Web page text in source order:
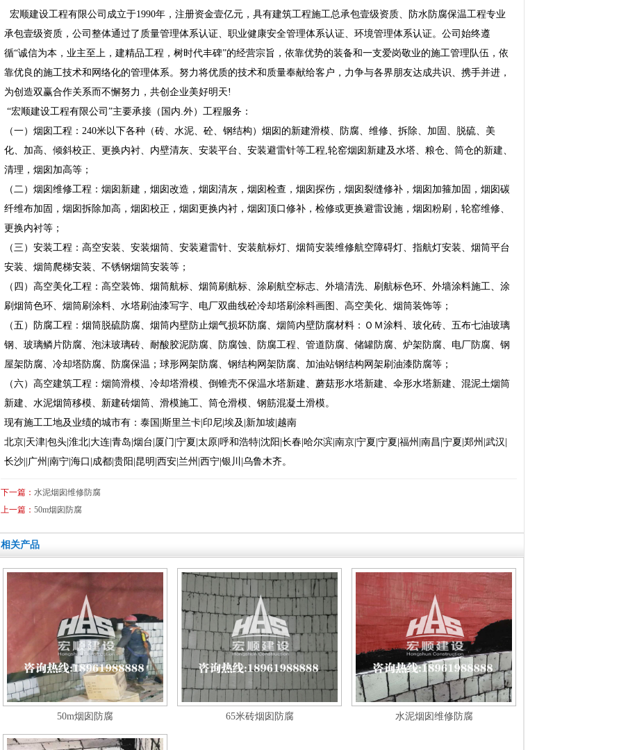
宏顺建设工程有限公司成立于1990年，注册资金壹亿元，具有建筑工程施工总承包壹级资质、防水防腐保温工程专业
承包壹级资质，公司整体通过了质量管理体系认证、职业健康安全管理体系认证、环境管理体系认证。公司始终遵
循“诚信为本，业主至上，建精品工程，树时代丰碑”的经营宗旨，依靠优势的装备和一支爱岗敬业的施工管理队伍，依
靠优良的施工技术和网络化的管理体系。努力将优质的技术和质量奉献给客户，力争与各界朋友达成共识、携手并进，
为创造双赢合作关系而不懈努力，共创企业美好明天!
“宏顺建设工程有限公司”主要承接（国内.外）工程服务：
（一）烟囱工程：240米以下各种（砖、水泥、砼、钢结构）烟囱的新建滑模、防腐、维修、拆除、加固、脱硫、美
化、加高、倾斜校正、更换内衬、内壁清灰、安装平台、安装避雷针等工程,轮窑烟囱新建及水塔、粮仓、筒仓的新建、
清理，烟囱加高等；
（二）烟囱维修工程：烟囱新建，烟囱改造，烟囱清灰，烟囱检查，烟囱探伤，烟囱裂缝修补，烟囱加箍加固，烟囱碳
纤维布加固，烟囱拆除加高，烟囱校正，烟囱更换内衬，烟囱顶口修补，检修或更换避雷设施，烟囱粉刷，轮窑维修、
更换内衬等；
（三）安装工程：高空安装、安装烟筒、安装避雷针、安装航标灯、烟筒安装维修航空障碍灯、指航灯安装、烟筒平台
安装、烟筒爬梯安装、不锈钢烟筒安装等；
（四）高空美化工程：高空装饰、烟筒航标、烟筒刷航标、涂刷航空标志、外墙清洗、刷航标色环、外墙涂料施工、涂
刷烟筒色环、烟筒刷涂料、水塔刷油漆写字、电厂双曲线砼冷却塔刷涂料画图、高空美化、烟筒装饰等；
（五）防腐工程：烟筒脱硫防腐、烟筒内壁防止烟气损坏防腐、烟筒内壁防腐材料：ＯＭ涂料、玻化砖、五布七油玻璃
钢、玻璃鳞片防腐、泡沫玻璃砖、耐酸胶泥防腐、防腐蚀、防腐工程、管道防腐、储罐防腐、炉架防腐、电厂防腐、钢
屋架防腐、冷却塔防腐、防腐保温；球形网架防腐、钢结构网架防腐、加油站钢结构网架刷油漆防腐等；
（六）高空建筑工程：烟筒滑模、冷却塔滑模、倒锥壳不保温水塔新建、蘑菇形水塔新建、伞形水塔新建、混泥土烟筒
新建、水泥烟筒移模、新建砖烟筒、滑模施工、筒仓滑模、钢筋混凝土滑模。
现有施工工地及业绩的城市有：泰国|斯里兰卡|印尼|埃及|新加坡|越南
北京|天津|包头|淮北|大连|青岛|烟台|厦门|宁夏|太原|呼和浩特|沈阳|长春|哈尔滨|南京|宁夏|宁夏|福州|南昌|宁夏|郑州|武汉|
长沙||广州|南宁|海口|成都|贵阳|昆明|西安|兰州|西宁|银川|乌鲁木齐。
下一篇： 水泥烟囱维修防腐
上一篇： 50m烟囱防腐
相关产品
50m烟囱防腐 65米砖烟囱防腐 水泥烟囱维修防腐